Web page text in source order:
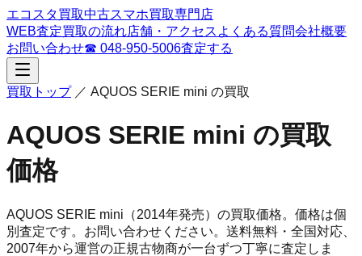
エコスタ買取中古スマホ買取専門店
WEB査定買取の流れ店舗・アクセス よくある質問会社概要
お問い合わせ☎ 048-950-5006査定する
買取トップ／ AQUOS SERIE mini の買取
AQUOS SERIE mini の買取
価格
AQUOS SERIE mini （2014年発売） の買取価格。 価格は個
別査定です。お問い合わせください。 送料無料・全国対応、
2007年から運営の正規古物商が一台ずつ丁寧に査定しま